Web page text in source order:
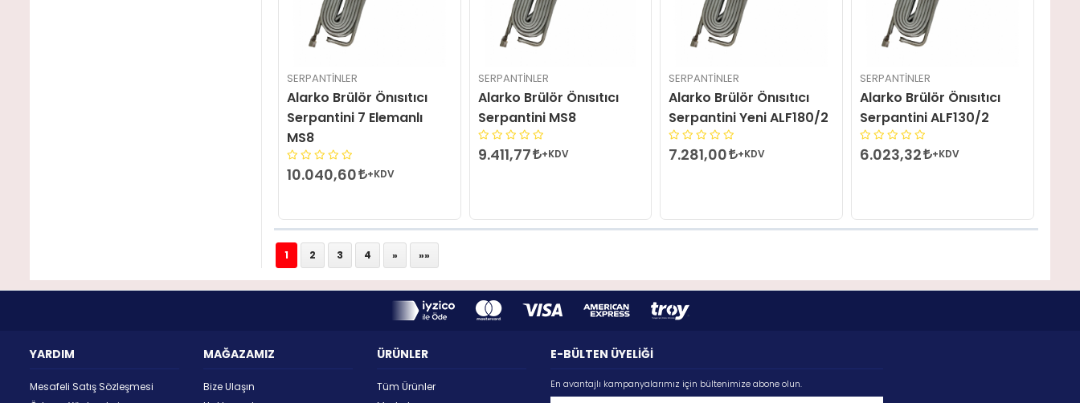
SERPANTINLER
Alarko Brülör Önısıtıcı
Serpantini 7 Elemanlı
MS8
10.040,60 +KDV
SERPANTINLER
Alarko Brülör Önısıtıcı
Serpantini MS8
9.411,77 +KDV
SERPANTINLER
Alarko Brülör Önısıtıcı
Serpantini Yeni ALF180/2
7.281,00 +KDV
SERPANTINLER
Alarko Brülör Önısıtıcı
Serpantini ALF130/2
6.023,32 +KDV
1 2 3 4 » »»
YARDIM
Mesafeli Satış Sözleşmesi
MAĞAZAMIZ
Bize Ulaşın
ÜRÜNLER
Tüm Ürünler
E-BÜLTEN ÜYELİĞİ
En avantajlı kampanyalarımız için bültenimize abone olun.